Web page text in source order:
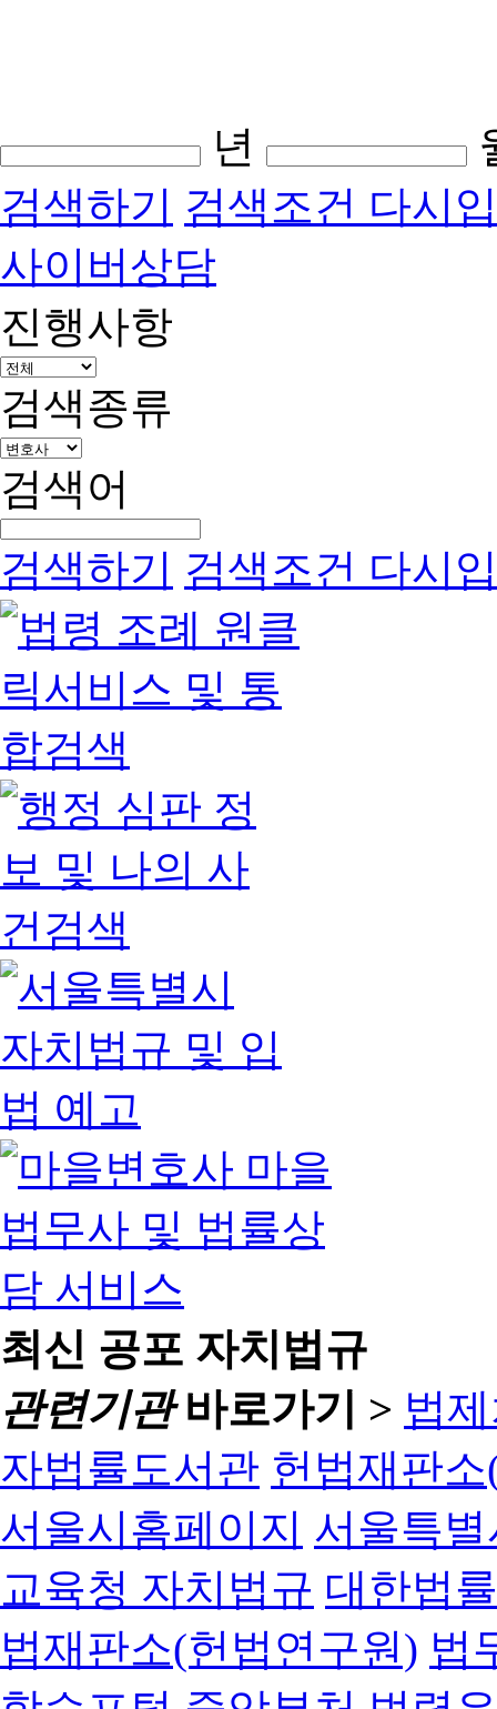
년
검색하기 검색조건 다시
사이버상담
진행사항
검색종류
검색어
검색하기 검색조건 다시
최신 공포 자치법규
관련기관바로가기 > 법
자법률도서관 헌법재판
서울시홈페이지 서울특
교육청 자치법규 대한법
법재판소(헌법연구원) 법